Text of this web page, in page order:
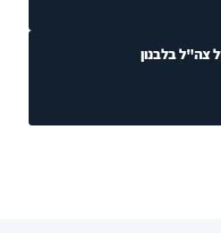
צה"ל בלבנון